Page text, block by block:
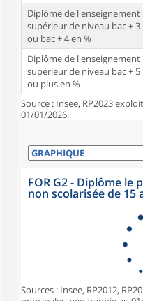
Diplôme de l'enseignement
supérieur de niveau bac + 3
ou bac + 4 en %
Diplôme de l'enseignement
supérieur de niveau bac + 5
ou plus en %
Source : Insee, RP2023
01/01/2026.
FOR G2 - Diplôme le
non scolarisée de 15
Sources : Insee, RP2012,